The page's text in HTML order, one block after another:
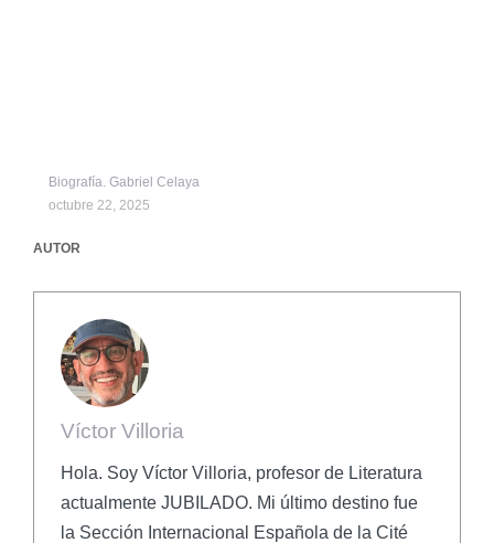
Biografía. Gabriel Celaya
octubre 22, 2025
AUTOR
Víctor Villoria
Hola. Soy Víctor Villoria, profesor de Literatura
actualmente JUBILADO. Mi último destino fue
la Sección Internacional Española de la Cité